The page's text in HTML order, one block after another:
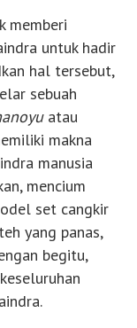
memberi
untuk hadir
hal tersebut,
sebuah
atau
makna
manusia
mencium
set cangkir
yang panas,
begitu,